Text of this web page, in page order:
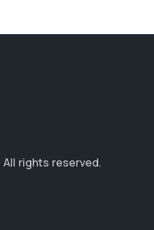
All rights reserved.